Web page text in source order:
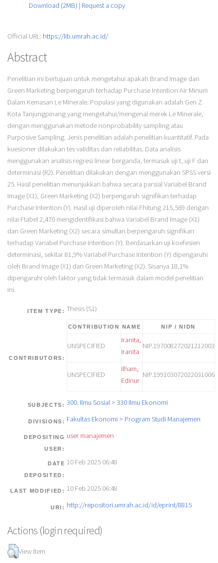
Download (2MB) | Request a copy
Official URL: https://lib.umrah.ac.id/
Abstract
Penelitian ini bertujuan untuk mengetahui apakah Brand Image dan
Green Marketing berpengaruh terhadap Purchase Intention Air Minum
Dalam Kemasan Le Minerale. Populasi yang digunakan adalah Gen Z
Kota Tanjungpinang yang mengetahui/mengenal merek Le Minerale,
dengan menggunakan metode nonprobability sampling atau
Purposive Sampling. Jenis penelitian adalah penelitian kuantitatif. Pada
kuesioner dilakukan tes validitas dan reliabilitas. Data analisis
menggunakan analisis regresi linear berganda, termasuk uji t, uji F dan
determinasi (R2). Penelitian dilakukan dengan menggunakan SPSS versi
25. Hasil penelitian menunjukkan bahwa secara parsial Variabel Brand
Image (X1), Green Marketing (X2) berpengaruh signifikan terhadap
Purchase Intention (Y). Hasil uji diperoleh nilai Fhitung 215,569 dengan
nilai Ftabel 2,470 mengidentifikasi bahwa Variabel Brand Image (X1)
dan Green Marketing (X2) secara simultan berpengaruh signifikan
terhadap Variabel Purchase Intention (Y). Berdasarkan uji koefesien
determinasi, sekitar 81,9% Variabel Purchase Intention (Y) dipengaruhi
oleh Brand Image (X1) dan Green Marketing (X2). Sisanya 18,1%
dipengaruhi oleh faktor yang tidak termasuk dalam model penelitian
ini.
ITEM TYPE: Thesis (S1)
CONTRIBUTORS:
CONTRIBUTION NAME NIP / NIDN
UNSPECIFIED
Iranita,
Iranita
NIP.197008272021212003
UNSPECIFIED
Ilham,
Edinur
NIP.199103072022031006
SUBJECTS: 300. Ilmu Sosial > 330 Ilmu Ekonomi
DIVISIONS: Fakultas Ekonomi > Program Studi Manajemen
DEPOSITING
USER:
user manajemen
DATE
DEPOSITED:
10 Feb 2025 06:48
LAST MODIFIED: 10 Feb 2025 06:48
URI: http://repositori.umrah.ac.id/id/eprint/8815
Actions (login required)
View Item